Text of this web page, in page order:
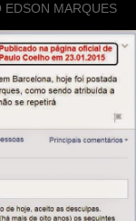
EDSON MARQUES